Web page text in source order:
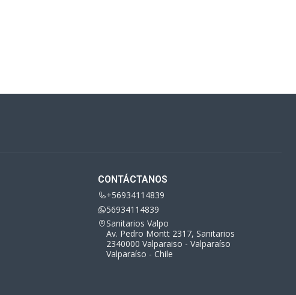
CONTÁCTANOS
+56934114839
56934114839
Sanitarios Valpo
Av. Pedro Montt 2317, Sanitarios
2340000 Valparaiso - Valparaíso
Valparaíso - Chile